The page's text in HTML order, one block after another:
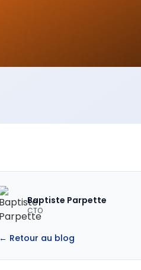
Baptiste Parpette
CTO
← Retour au blog